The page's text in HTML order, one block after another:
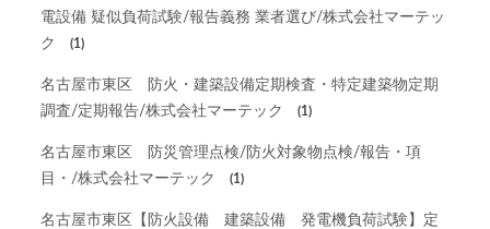
電設備 疑似負荷試験/報告義務 業者選び/株式会社マーテッ
ク
(1)
名古屋市東区 防火・建築設備定期検査・特定建築物定期
調査/定期報告/株式会社マーテック
(1)
名古屋市東区 防災管理点検/防火対象物点検/報告・項
目・/株式会社マーテック
(1)
名古屋市東区【防火設備 建築設備 発電機負荷試験】定